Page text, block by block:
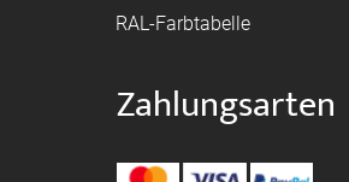
RAL-Farbtabelle
Zahlungsarten